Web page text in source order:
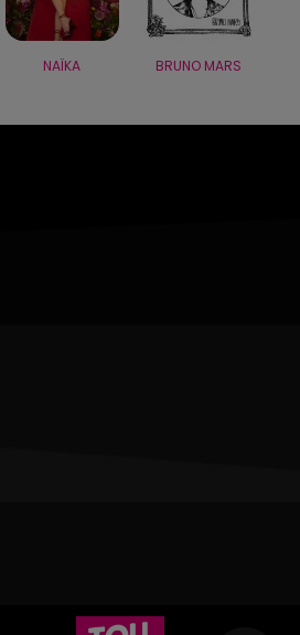
NAÏKA BRUNO MARS